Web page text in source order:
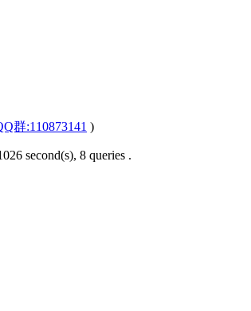
群:110873141 )
second(s), 8 queries .